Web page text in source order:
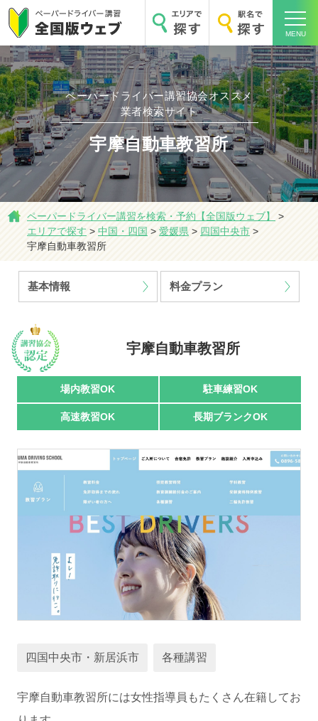
MENU
ホーム
エリアで探す
講習トピックス
運営会社
ペーパードライバー講習協会オススメ
業者検索サイト
宇摩自動車教習所
ペーパードライバー講習を検索・予約【全国版ウェブ】
>
エリアで探す > 中国・四国 > 愛媛県 > 四国中央市 >
宇摩自動車教習所
基本情報 料金プラン
宇摩自動車教習所
場内教習OK 駐車練習OK
高速教習OK 長期ブランクOK
四国中央市・新居浜市 各種講習
宇摩自動車教習所には女性指導員もたくさん在籍してお